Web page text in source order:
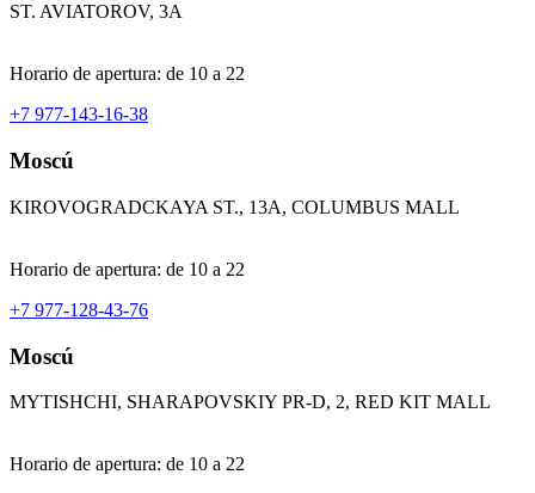
ST. AVIATOROV, 3A
Horario de apertura: de 10 a 22
+7 977-143-16-38
Moscú
KIROVOGRADCKAYA ST., 13A, COLUMBUS MALL
Horario de apertura: de 10 a 22
+7 977-128-43-76
Moscú
MYTISHCHI, SHARAPOVSKIY PR-D, 2, RED KIT MALL
Horario de apertura: de 10 a 22